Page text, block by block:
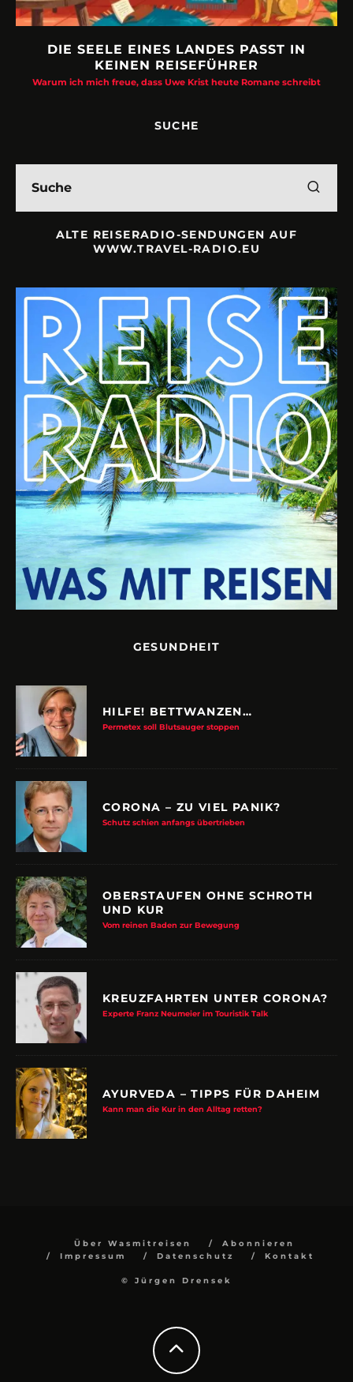
DIE SEELE EINES LANDES PASST IN
KEINEN REISEFÜHRER
Warum ich mich freue, dass Uwe Krist heute Romane schreibt
SUCHE
ALTE REISERADIO-SENDUNGEN AUF
WWW.TRAVEL-RADIO.EU
GESUNDHEIT
HILFE! BETTWANZEN…
Permetex soll Blutsauger stoppen
CORONA – ZU VIEL PANIK?
Schutz schien anfangs übertrieben
OBERSTAUFEN OHNE SCHROTH
UND KUR
Vom reinen Baden zur Bewegung
KREUZFAHRTEN UNTER CORONA?
Experte Franz Neumeier im Touristik Talk
AYURVEDA – TIPPS FÜR DAHEIM
Kann man die Kur in den Alltag retten?
Über Wasmitreisen
Abonnieren
Impressum
Datenschutz Kontakt
© Jürgen Drensek